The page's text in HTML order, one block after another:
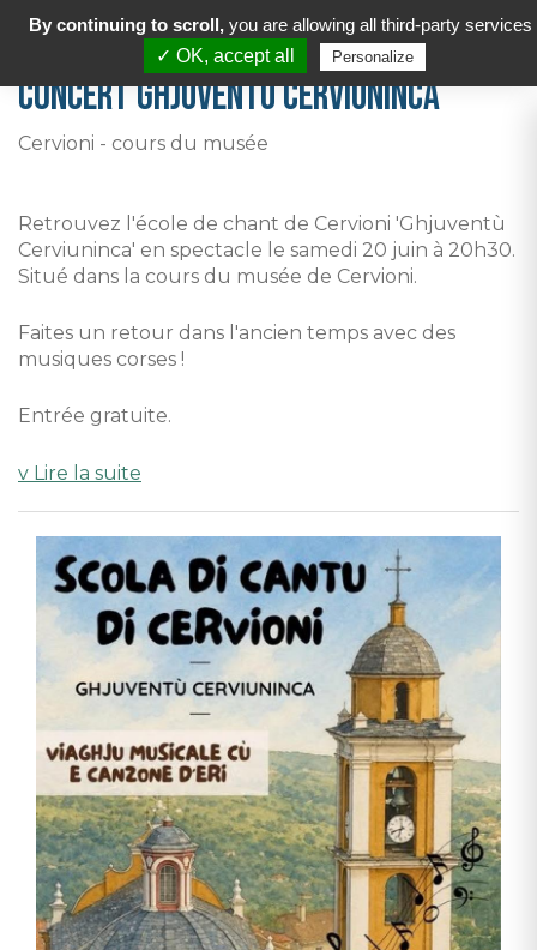
Concert Ghjuventù Cerviuninca
Cervioni - cours du musée
Retrouvez l'école de chant de Cervioni 'Ghjuventù
Cerviuninca' en spectacle le samedi 20 juin à 20h30.
Situé dans la cours du musée de Cervioni.
Faites un retour dans l'ancien temps avec des
musiques corses !
Entrée gratuite.
Disponibilité de boire et manger sur place.
v Lire la suite
By continuing to scroll, you are allowing all third-party services
✓ OK, accept all
Personalize